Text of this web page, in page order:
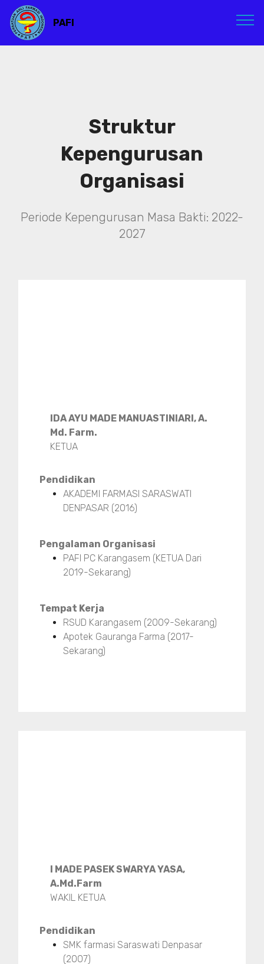
PAFI
Struktur
Kepengurusan
Organisasi
Periode Kepengurusan Masa Bakti: 2022-
2027
IDA AYU MADE MANUASTINIARI, A.
Md. Farm.
KETUA
Pendidikan
AKADEMI FARMASI SARASWATI
DENPASAR (2016)
Pengalaman Organisasi
PAFI PC Karangasem (KETUA Dari
2019-Sekarang)
Tempat Kerja
RSUD Karangasem (2009-Sekarang)
Apotek Gauranga Farma (2017-
Sekarang)
I MADE PASEK SWARYA YASA,
A.Md.Farm
WAKIL KETUA
Pendidikan
SMK farmasi Saraswati Denpasar
(2007)